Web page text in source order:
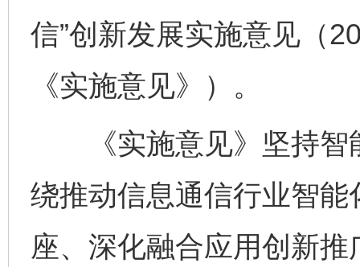
信”创新发展实施意见（
《实施意见》）。
《实施意见》坚持智
绕推动信息通信行业智
座、深化融合应用创新